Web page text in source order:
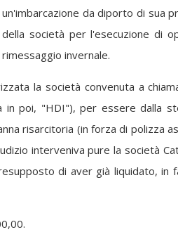
un'imbarcazione da diporto di sua
della società per l'esecuzione di
rimessaggio invernale.
la società convenuta a
in poi, "HDI"), per essere dalla
risarcitoria (in forza di polizza
interveniva pure la società
di aver già liquidato, in